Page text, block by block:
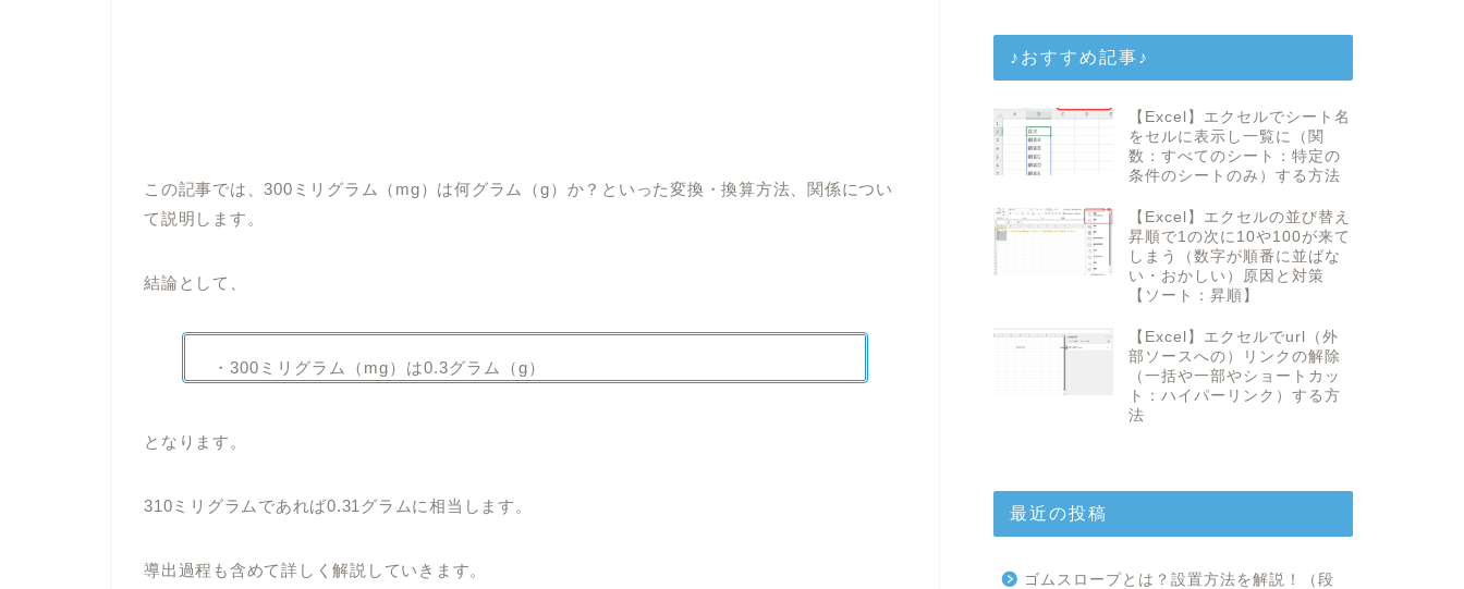
この記事では、300ミリグラム（mg）は何グラム（g）か？といった変換・換算方法、関係につい
て説明します。
結論として、
・300ミリグラム（mg）は0.3グラム（g）
となります。
310ミリグラムであれば0.31グラムに相当します。
導出過程も含めて詳しく解説していきます。
♪おすすめ記事♪
【Excel】エクセルでシート名
をセルに表示し一覧に（関
数：すべてのシート：特定の
条件のシートのみ）する方法
【Excel】エクセルの並び替え
昇順で1の次に10や100が来て
しまう（数字が順番に並ばな
い・おかしい）原因と対策
【ソート：昇順】
【Excel】エクセルでurl（外
部ソースへの）リンクの解除
（一括や一部やショートカッ
ト：ハイパーリンク）する方
法
最近の投稿
ゴムスロープとは？設置方法を解説！（段